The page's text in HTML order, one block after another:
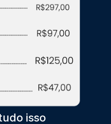
isso